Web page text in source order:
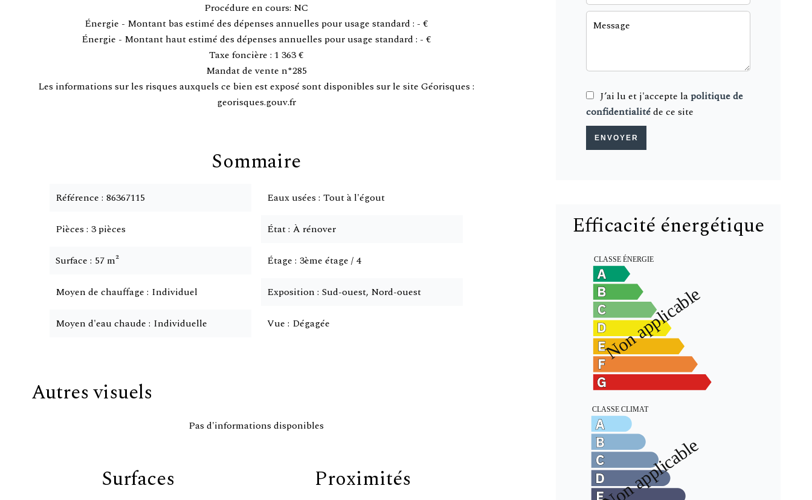
Procédure en cours: NC
Énergie - Montant bas estimé des dépenses annuelles pour usage standard : - €
Énergie - Montant haut estimé des dépenses annuelles pour usage standard : - €
Taxe foncière : 1 363 €
Mandat de vente n°285
Les informations sur les risques auxquels ce bien est exposé sont disponibles sur le site Géorisques :
georisques.gouv.fr
Sommaire
Référence 86367115
Pièces 3 pièces
Surface 57 m²
Moyen de chauffage Individuel
Moyen d'eau chaude Individuelle
Eaux usées Tout à l'égout
État À rénover
Étage 3ème étage / 4
Exposition Sud-ouest, Nord-ouest
Vue Dégagée
Autres visuels
Pas d'informations disponibles
Surfaces Proximités
J’ai lu et j'accepte lapolitique de
confidentialitéde ce site
ENVOYER
Efficacité énergétique